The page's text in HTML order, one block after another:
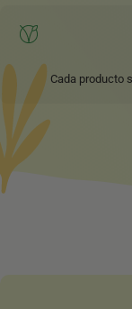
Cada producto